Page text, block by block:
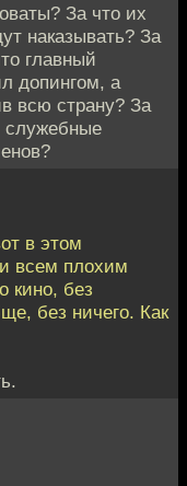
За что их
наказывать? За
главный
допингом, а
всю страну? За
служебные
в этом
всем плохим
кино, без
без ничего. Как